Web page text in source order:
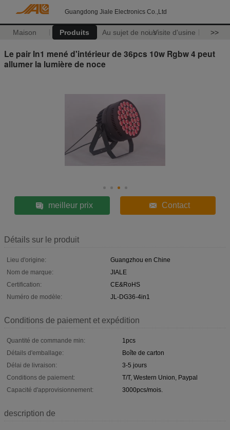
Guangdong Jiale Electronics Co.,Ltd
Maison Produits Au sujet de nousVisite d'usine >>
Le pair In1 mené d'intérieur de 36pcs 10w Rgbw 4 peut
allumer la lumière de noce
meilleur prix Contact
Détails sur le produit
Lieu d'origine:
Guangzhou en Chine
Nom de marque:
JIALE
Certification:
CE&RoHS
Numéro de modèle:
JL-DG36-4in1
Conditions de paiement et expédition
Quantité de commande min:
1pcs
Détails d'emballage:
Boîte de carton
Délai de livraison:
3-5 jours
Conditions de paiement:
T/T, Western Union, Paypal
Capacité d'approvisionnement:
3000pcs/mois.
description de